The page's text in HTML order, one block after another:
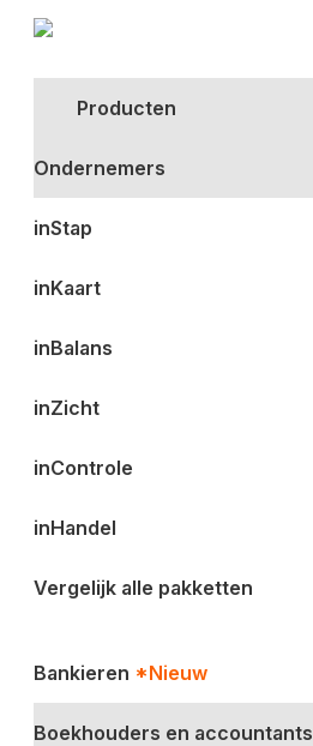
Producten
Ondernemers
inStap
inKaart
inBalans
inZicht
inControle
inHandel
Vergelijk alle pakketten
Bankieren *Nieuw
Boekhouders en accountants